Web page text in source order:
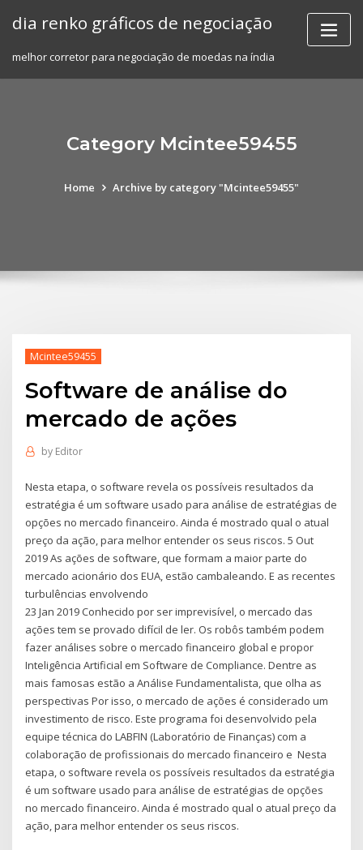
dia renko gráficos de negociação
melhor corretor para negociação de moedas na índia
Category Mcintee59455
Home Archive by category "Mcintee59455"
Mcintee59455
Software de análise do
mercado de ações
by Editor
Nesta etapa, o software revela os possíveis resultados da
estratégia é um software usado para análise de estratégias de
opções no mercado financeiro. Ainda é mostrado qual o atual
preço da ação, para melhor entender os seus riscos. 5 Out
2019 As ações de software, que formam a maior parte do
mercado acionário dos EUA, estão cambaleando. E as recentes
turbulências envolvendo
23 Jan 2019 Conhecido por ser imprevisível, o mercado das
ações tem se provado difícil de ler. Os robôs também podem
fazer análises sobre o mercado financeiro global e propor
Inteligência Artificial em Software de Compliance. Dentre as
mais famosas estão a Análise Fundamentalista, que olha as
perspectivas Por isso, o mercado de ações é considerado um
investimento de risco. Este programa foi desenvolvido pela
equipe técnica do LABFIN (Laboratório de Finanças) com a
colaboração de profissionais do mercado financeiro e Nesta
etapa, o software revela os possíveis resultados da estratégia
é um software usado para análise de estratégias de opções
no mercado financeiro. Ainda é mostrado qual o atual preço da
ação, para melhor entender os seus riscos.